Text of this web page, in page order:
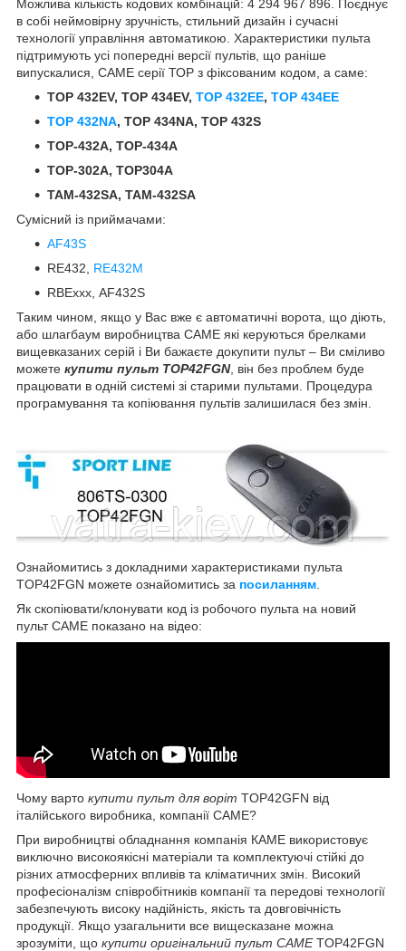
Можлива кількість кодових комбінацій: 4 294 967 896. Поєднує
в собі неймовірну зручність, стильний дизайн і сучасні
технології управління автоматикою. Характеристики пульта
підтримують усі попередні версії пультів, що раніше
випускалися, САМЕ серії ТОР з фіксованим кодом, а саме:
TOP 432EV, TOP 434EV, TOP 432EE, TOP 434EE
TOP 432NA, TOP 434NA, TOP 432S
TOP-432A, TOP-434A
TOP-302A, TOP304A
TAM-432SA, TAM-432SA
Сумісний із приймачами:
AF43S
RE432, RE432M
RBExxx, AF432S
Таким чином, якщо у Вас вже є автоматичні ворота, що діють,
або шлагбаум виробництва CAME які керуються брелками
вищевказаних серій і Ви бажаєте докупити пульт – Ви сміливо
можете купити пульт TOP42FGN, він без проблем буде
працювати в одній системі зі старими пультами. Процедура
програмування та копіювання пультів залишилася без змін.
Ознайомитись з докладними характеристиками пульта
TOP42FGN можете ознайомитись за посиланням.
Як скопіювати/клонувати код із робочого пульта на новий
пульт CAME показано на відео:
Чому варто купити пульт для воріт TOP42GFN від
італійського виробника, компанії CAME?
При виробництві обладнання компанія КАМЕ використовує
виключно високоякісні матеріали та комплектуючі стійкі до
різних атмосферних впливів та кліматичних змін. Високий
професіоналізм співробітників компанії та передові технології
забезпечують високу надійність, якість та довговічність
продукції. Якщо узагальнити все вищесказане можна
зрозуміти, що купити оригінальний пульт CAMETOP42FGN